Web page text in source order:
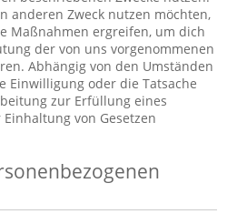
anderen Zweck nutzen möchten,
Maßnahmen ergreifen, um dich
der von uns vorgenommenen
Abhängig von den Umständen
Einwilligung oder die Tatsache
zur Erfüllung eines
von Gesetzen